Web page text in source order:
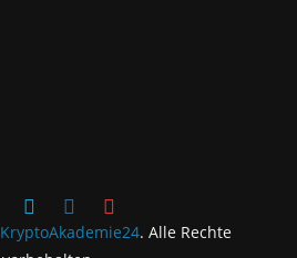
KryptoAkademie24. Alle Rechte